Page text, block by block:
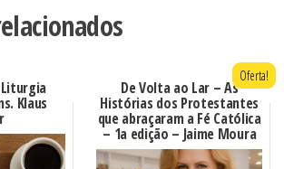
Klaus
De Volta ao Lar – As
Histórias dos Protestantes
que abraçaram a Fé Católica
– 1a edição – Jaime Moura
Oferta!